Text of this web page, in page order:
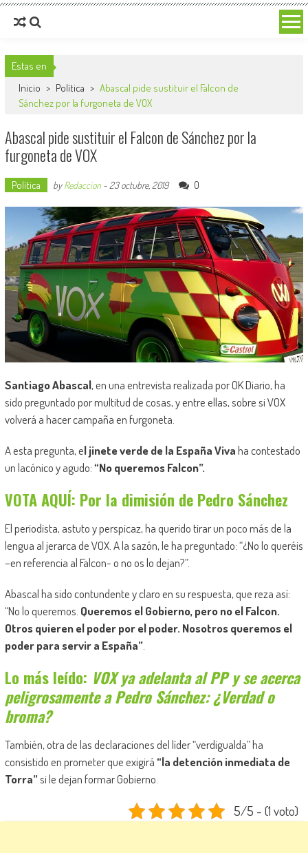
Estas en
Inicio > Política > Abascal pide sustituir el Falcon de
Sánchez por la furgoneta de VOX
Abascal pide sustituir el Falcon de Sánchez por la
furgoneta de VOX
Política byRedaccion- 23 octubre, 2019 0
Santiago Abascal, en una entrevista realizada por OK Diario, ha
sido preguntado por multitud de cosas, y entre ellas, sobre si VOX
volverá a hacer campaña en furgoneta.
A esta pregunta, el jinete verde de la España Vivaha contestado
un lacónico y agudo:“No queremos Falcon”.
VOTA AQUÍ: Por la dimisión de Pedro Sánchez
El periodista, astuto y perspicaz, ha querido tirar un poco más de la
lengua al jerarca de VOX. A la sazón, le ha preguntado: “¿No lo queréis
–en referencia al Falcon- o no os lo dejan?”.
Abascal ha sido contundente y claro en su respuesta, que reza así:
“No lo queremos. Queremos el Gobierno, pero no el Falcon.
Otros quieren el poder por el poder. Nosotros queremos el
poder para servir a España”.
Lo más leído: VOX ya adelanta al PP y se acerca
peligrosamente a Pedro Sánchez: ¿Verdad o
broma?
También, otra de las declaraciones del líder “verdigualda” ha
consistido en prometer que exigirá“la detención inmediata de
Torra”si le dejan formar Gobierno.
5/5 - (1 voto)